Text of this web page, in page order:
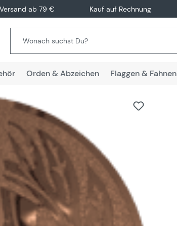
ab 79 € Kauf auf Rechnung
Orden & Abzeichen Flaggen & Fahnen